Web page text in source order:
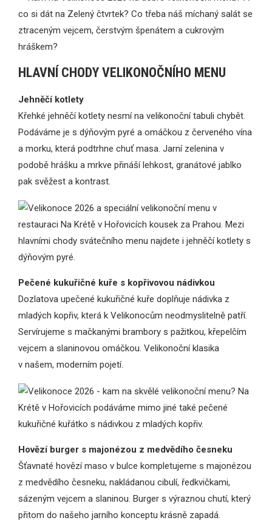
HLAVNÍ CHODY VELIKONOČNÍHO MENU
Jehněčí kotlety
Křehké jehněčí kotlety nesmí na velikonoční tabuli chybět.
Podáváme je s dýňovým pyré a omáčkou z červeného vína
a morku, která podtrhne chuť masa. Jarní zelenina v
podobě hrášku a mrkve přináší lehkost, granátové jablko
pak svěžest a kontrast.
Pečené kukuřičné kuře s kopřivovou nádivkou
Dozlatova upečené kukuřičné kuře doplňuje nádivka z
mladých kopřiv, která k Velikonocům neodmyslitelně patří.
Servírujeme s mačkanými brambory s pažitkou, křepelčím
vejcem a slaninovou omáčkou. Velikonoční klasika
v našem, moderním pojetí.
Hovězí burger s majonézou z medvědího česneku
Šťavnaté hovězí maso v bulce kompletujeme s majonézou
z medvědího česneku, nakládanou cibulí, ředkvičkami,
sázeným vejcem a slaninou. Burger s výraznou chutí, který
přitom do našeho jarního konceptu krásně zapadá.